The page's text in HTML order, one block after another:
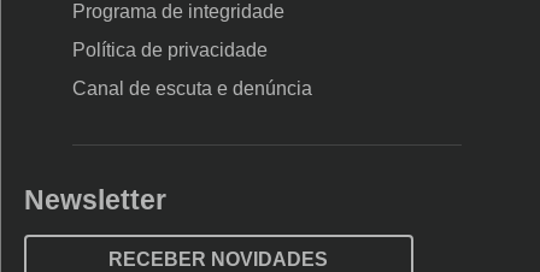
Programa de integridade
Política de privacidade
Canal de escuta e denúncia
Newsletter
RECEBER NOVIDADES